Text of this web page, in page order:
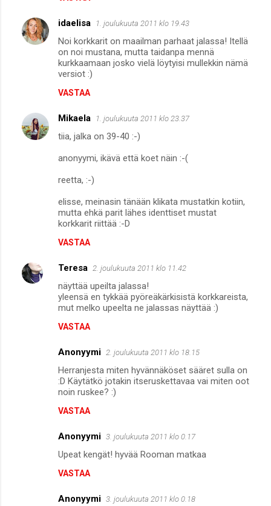
idaelisa 1. joulukuuta 2011 klo 19.43
Noi korkkarit on maailman parhaat jalassa! Itellä
on noi mustana, mutta taidanpa mennä
kurkkaamaan josko vielä löytyisi mullekkin nämä
versiot :)
VASTAA
Mikaela 1. joulukuuta 2011 klo 23.37
tiia, jalka on 39-40 :-)
anonyymi, ikävä että koet näin :-(
reetta, :-)
elisse, meinasin tänään klikata mustatkin kotiin,
mutta ehkä parit lähes identtiset mustat
korkkarit riittää :-D
VASTAA
Teresa 2. joulukuuta 2011 klo 11.42
näyttää upeilta jalassa!
yleensä en tykkää pyöreäkärkisistä korkkareista,
mut melko upeelta ne jalassas näyttää :)
VASTAA
Anonyymi 2. joulukuuta 2011 klo 18.15
Herranjesta miten hyvännäköset sääret sulla on
:D Käytätkö jotakin itseruskettavaa vai miten oot
noin ruskee? :)
VASTAA
Anonyymi 3. joulukuuta 2011 klo 0.17
Upeat kengät! hyvää Rooman matkaa
VASTAA
Anonyymi 3. joulukuuta 2011 klo 0.18